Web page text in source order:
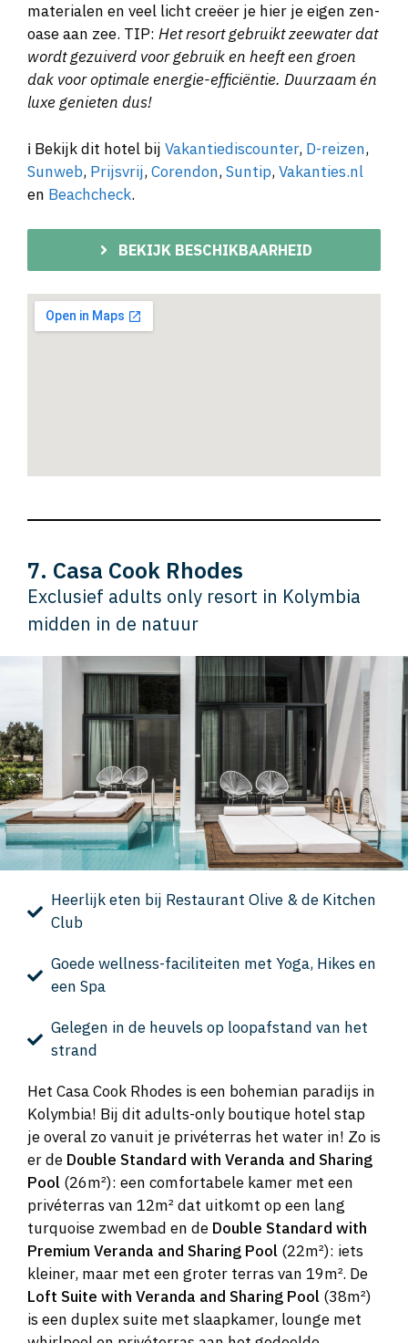
materialen en veel licht creëer je hier je eigen zen-
oase aan zee. TIP: Het resort gebruikt zeewater dat
wordt gezuiverd voor gebruik en heeft een groen
dak voor optimale energie-efficiëntie. Duurzaam én
luxe genieten dus!
ℹ️ Bekijk dit hotel bij Vakantiediscounter, D-reizen,
Sunweb, Prijsvrij,Corendon,Suntip,Vakanties.nl
en Beachcheck.
BEKIJK BESCHIKBAARHEID
7. Casa Cook Rhodes
Exclusief adults only resort in Kolymbia
midden in de natuur
Heerlijk eten bij Restaurant Olive & de Kitchen
Club
Goede wellness-faciliteiten met Yoga, Hikes en
een Spa
Gelegen in de heuvels op loopafstand van het
strand
Het Casa Cook Rhodes is een bohemian paradijs in
Kolymbia! Bij dit adults-only boutique hotel stap
je overal zo vanuit je privéterras het water in! Zo is
er de Double Standard with Veranda and Sharing
Pool (26m²): een comfortabele kamer met een
privéterras van 12m² dat uitkomt op een lang
turquoise zwembad en de Double Standard with
Premium Veranda and Sharing Pool (22m²): iets
kleiner, maar met een groter terras van 19m². De
Loft Suite with Veranda and Sharing Pool (38m²)
is een duplex suite met slaapkamer, lounge met